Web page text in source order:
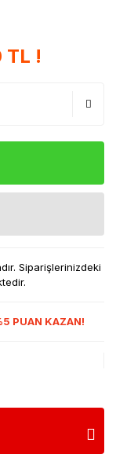
!
Siparişlerinizdeki
PUAN KAZAN!